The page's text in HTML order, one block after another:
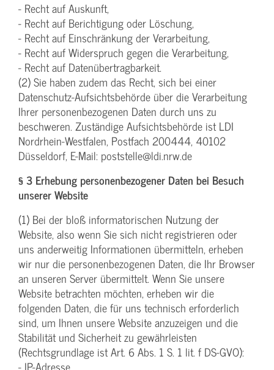
- Recht auf Auskunft,
- Recht auf Berichtigung oder Löschung,
- Recht auf Einschränkung der Verarbeitung,
- Recht auf Widerspruch gegen die Verarbeitung,
- Recht auf Datenübertragbarkeit.
(2) Sie haben zudem das Recht, sich bei einer
Datenschutz-Aufsichtsbehörde über die Verarbeitung
Ihrer personenbezogenen Daten durch uns zu
beschweren. Zuständige Aufsichtsbehörde ist LDI
Nordrhein-Westfalen, Postfach 200444, 40102
Düsseldorf, E-Mail: poststelle@ldi.nrw.de
§ 3 Erhebung personenbezogener Daten bei Besuch
unserer Website
(1) Bei der bloß informatorischen Nutzung der
Website, also wenn Sie sich nicht registrieren oder
uns anderweitig Informationen übermitteln, erheben
wir nur die personenbezogenen Daten, die Ihr Browser
an unseren Server übermittelt. Wenn Sie unsere
Website betrachten möchten, erheben wir die
folgenden Daten, die für uns technisch erforderlich
sind, um Ihnen unsere Website anzuzeigen und die
Stabilität und Sicherheit zu gewährleisten
(Rechtsgrundlage ist Art. 6 Abs. 1 S. 1 lit. f DS-GVO):